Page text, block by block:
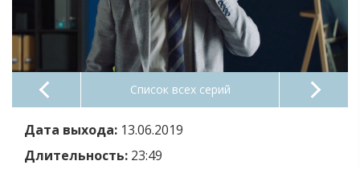
Список всех серий
Дата выхода: 13.06.2019
Длительность: 23:49